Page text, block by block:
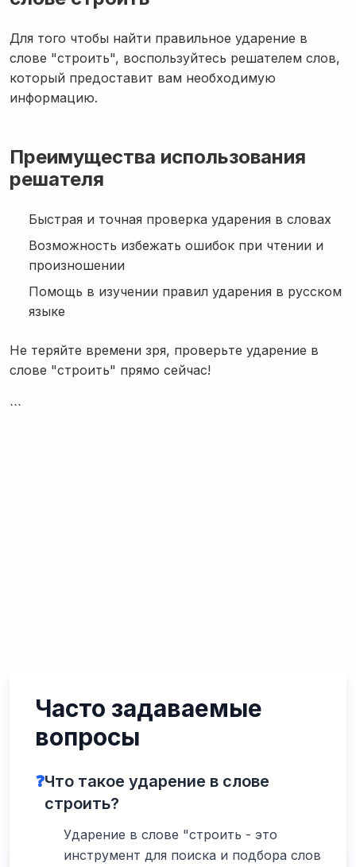
Для того чтобы найти правильное ударение в
слове "строить", воспользуйтесь решателем слов,
который предоставит вам необходимую
информацию.
Преимущества использования
решателя
Быстрая и точная проверка ударения в словах
Возможность избежать ошибок при чтении и
произношении
Помощь в изучении правил ударения в русском
языке
Не теряйте времени зря, проверьте ударение в
слове "строить" прямо сейчас!
```
Часто задаваемые
вопросы
❓Что такое ударение в слове
строить?
Ударение в слове "строить - это
инструмент для поиска и подбора слов